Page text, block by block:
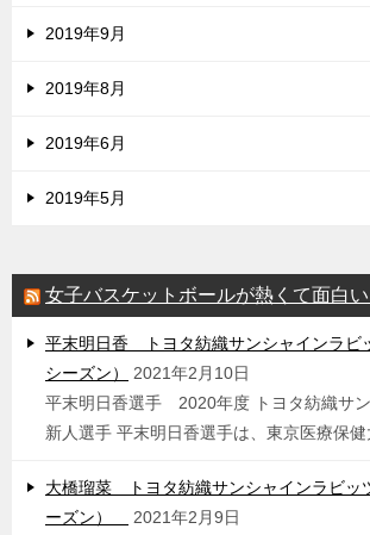
2019年9月
2019年8月
2019年6月
2019年5月
女子バスケットボールが熱くて面白い
平末明日香 トヨタ紡織サンシャインラビ
シーズン）
2021年2月10日
平末明日香選手 2020年度 トヨタ紡織サ
新人選手 平末明日香選手は、東京医療保
大橋瑠菜 トヨタ紡織サンシャインラビッ
ーズン）
2021年2月9日